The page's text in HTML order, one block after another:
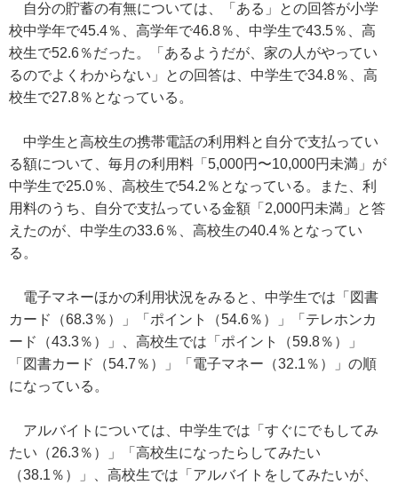
自分の貯蓄の有無については、「ある」との回答が小学
校中学年で45.4％、高学年で46.8％、中学生で43.5％、高
校生で52.6％だった。「あるようだが、家の人がやってい
るのでよくわからない」との回答は、中学生で34.8％、高
校生で27.8％となっている。
中学生と高校生の携帯電話の利用料と自分で支払ってい
る額について、毎月の利用料「5,000円〜10,000円未満」が
中学生で25.0％、高校生で54.2％となっている。また、利
用料のうち、自分で支払っている金額「2,000円未満」と答
えたのが、中学生の33.6％、高校生の40.4％となってい
る。
電子マネーほかの利用状況をみると、中学生では「図書
カード（68.3％）」「ポイント（54.6％）」「テレホンカ
ード（43.3％）」、高校生では「ポイント（59.8％）」
「図書カード（54.7％）」「電子マネー（32.1％）」の順
になっている。
アルバイトについては、中学生では「すぐにでもしてみ
たい（26.3％）」「高校生になったらしてみたい
（38.1％）」、高校生では「アルバイトをしてみたいが、